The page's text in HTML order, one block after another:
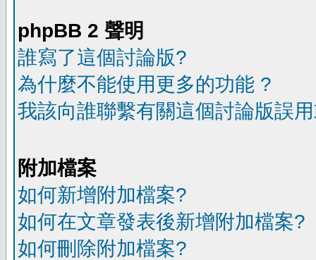
phpBB 2 聲明
誰寫了這個討論版?
為什麼不能使用更多的功能 ?
我該向誰聯繫有關這個討論版誤
附加檔案
如何新增附加檔案?
如何在文章發表後新增附加檔案?
如何刪除附加檔案?